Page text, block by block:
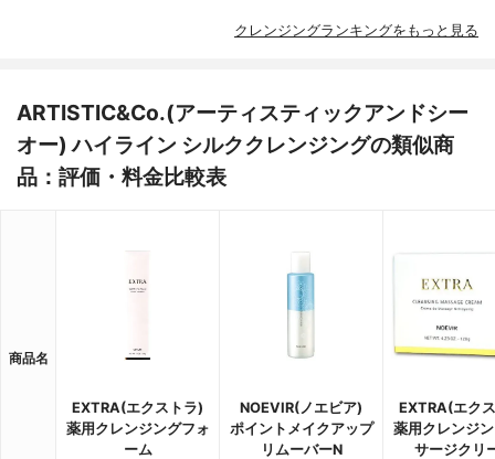
クレンジングランキングをもっと見る
ARTISTIC&Co.(アーティスティックアンドシー
オー) ハイライン シルククレンジングの類似商
品：評価・料金比較表
商品名
EXTRA(エクストラ)
薬用クレンジングフォ
ーム
NOEVIR(ノエビア)
ポイントメイクアップ
リムーバーN
EXTRA(エク
薬用クレンジ
サージクリ